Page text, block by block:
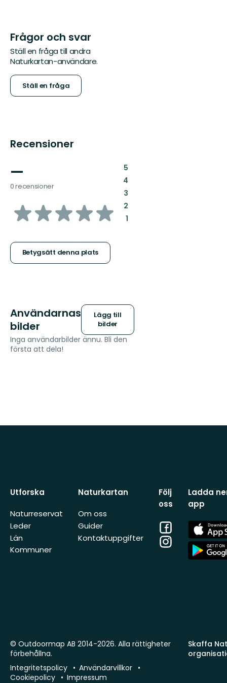
Frågor och svar
Ställ en fråga till andra
Naturkartan-användare.
Ställ en fråga
Recensioner
—
0 recensioner
av
stjärnor
Betygsätt denna plats
5:
4:
3:
2:
1:
Användarnas
bilder
Lägg till
bilder
Inga användarbilder ännu. Bli den
första att dela!
Utforska
Naturreservat
Leder
Län
Kommuner
Naturkartan
Om oss
Guider
Kontaktuppgifter
Följ
oss
Facebook
Instagram
Ladda
app
App
Store
App
Store
Skaffa
© Outdoormap AB 2014-2026. Alla rättigheter
förbehållna.
Integritetspolicy
Användarvillkor
Cookiepolicy
Impressum